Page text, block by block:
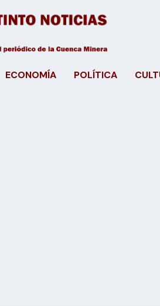
ECONOMÍA POLÍTICA